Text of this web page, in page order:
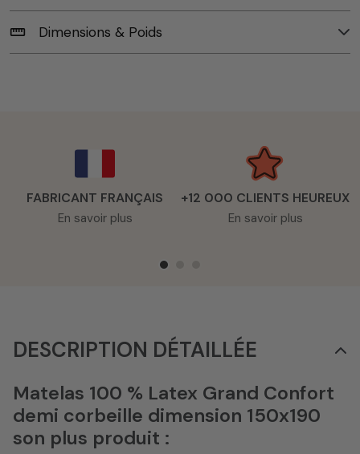
straighten Dimensions & Poids
FABRICANT FRANÇAIS
En savoir plus
+12 000 CLIENTS HEUREUX
En savoir plus
DESCRIPTION DÉTAILLÉE
Matelas 100 % Latex Grand Confort
demi corbeille dimension 150x190
son plus produit :